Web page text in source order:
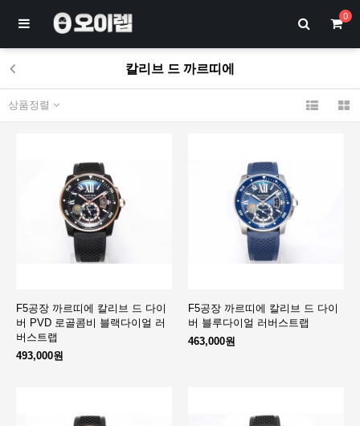
0
칼리브 드 까르띠에
상품정렬
F5공장 까르띠에 칼리브 드 다이
버 PVD 로골콤비 블랙다이얼 러
버스트랩
493,000원
F5공장 까르띠에 칼리브 드 다이
버 블루다이얼 러버스트랩
463,000원